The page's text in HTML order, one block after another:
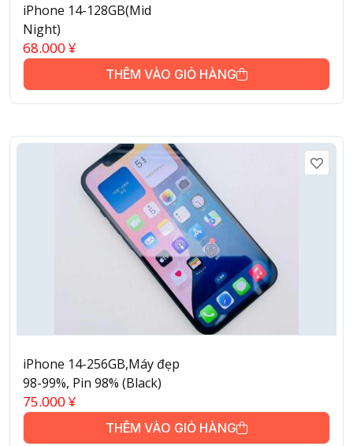
iPhone 14-128GB(Mid
Night)
68.000 ¥
THÊM VÀO GIỎ HÀNG
iPhone 14-256GB,Máy đẹp
98-99%, Pin 98% (Black)
75.000 ¥
THÊM VÀO GIỎ HÀNG